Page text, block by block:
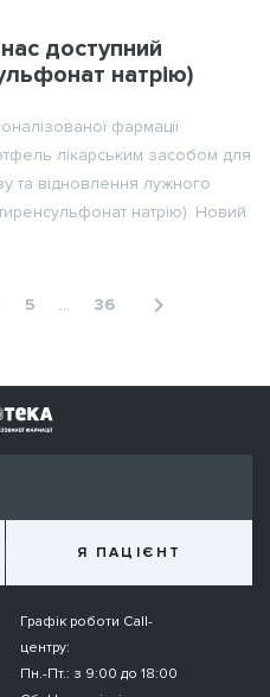
доступний
натрію)
фармації
лікарським засобом для
та відновлення лужного
натрію). Новий
5 ... 36 navigate_next
Я ПАЦІЄНТ
Графік роботи Call-
центру:
Пн.-Пт.: з 9:00 до 18:00